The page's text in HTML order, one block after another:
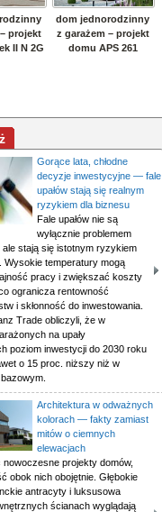
Gorące lata, chłodne
decyzje inwestycyjne — fale
upałów stają się realnym
ryzykiem dla biznesu
Fale upałów nie są
wyłącznie problemem
ale stają się istotnym ryzykiem
Wysokie temperatury mogą
pracy i zwiększać koszty
ogranicza rentowność
i skłonność do inwestowania.
Trade obliczyli, że w
na upały
poziom inwestycji do 2030 roku
o 15 proc. niższy niż w
Architektura w odważnych
kolorach — fakty zamiast
mitów o ciemnych
elewacjach
nowoczesne projekty domów,
obok nich obojętnie. Głębokie
antracyty i luksusowa
ścianach wyglądają